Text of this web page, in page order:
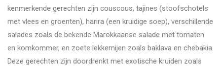
kenmerkende gerechten zijn couscous, tajines (stoofschotels
met vlees en groenten), harira (een kruidige soep), verschillende
salades zoals de bekende Marokkaanse salade met tomaten
en komkommer, en zoete lekkernijen zoals baklava en chebakia.
Deze gerechten zijn doordrenkt met exotische kruiden zoals